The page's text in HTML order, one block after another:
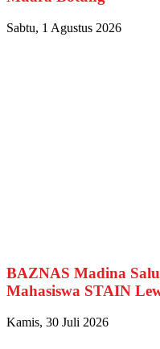
Sabtu, 1 Agustus 2026
BAZNAS Madina
Mahasiswa STAIN
Kamis, 30 Juli 2026